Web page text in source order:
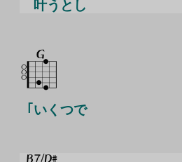
叶うとし
｢いくつで